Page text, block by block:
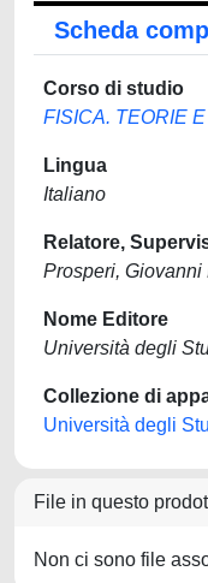
Scheda
Corso di studio
FISICA. TEORIE
Lingua
Italiano
Relatore,
Prosperi, Giovanni
Nome Editore
Università degli
Collezione di
Università degli
File in questo
Non ci sono file